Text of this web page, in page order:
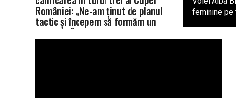
feminine pe
României: „Ne-am ținut de planul
tactic și începem să formăm un
grup unit”